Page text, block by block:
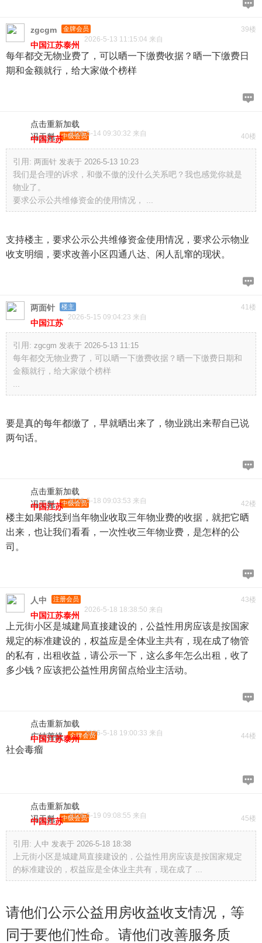
39楼
zgcgm 金牌会员
2026-5-13 11:15:04 来自
中国江苏泰州
每年都交无物业费了，可以晒一下缴费收据？晒一下缴费日
期和金额就行，给大家做个榜样
点击重新加载
40楼
冯天魁 中级会员
2026-5-14 09:30:32 来自
中国江苏
引用: 两面针 发表于 2026-5-13 10:23
我们是合理的诉求，和傲不傲的没什么关系吧？我也感觉你就是
物业了。
要求公示公共维修资金的使用情况， ...
支持楼主，要求公示公共维修资金使用情况，要求公示物业
收支明细，要求改善小区四通八达、闲人乱窜的现状。
41楼
两面针 楼主
2026-5-15 09:04:23 来自
中国江苏
引用: zgcgm 发表于 2026-5-13 11:15
每年都交无物业费了，可以晒一下缴费收据？晒一下缴费日期和
金额就行，给大家做个榜样
要是真的每年都缴了，早就晒出来了，物业跳出来帮自已说
两句话。
点击重新加载
42楼
冯天魁 中级会员
2026-5-18 09:03:53 来自
中国江苏
楼主如果能找到当年物业收取三年物业费的收据，就把它晒
出来，也让我们看看，一次性收三年物业费，是怎样的公
司。
43楼
人中 注册会员
2026-5-18 18:38:50 来自
中国江苏泰州
上元街小区是城建局直接建设的，公益性用房应该是按国家
规定的标准建设的，权益应是全体业主共有，现在成了物管
的私有，出租收益，请公示一下，这么多年怎么出租，收了
多少钱？应该把公益性用房留点给业主活动。
点击重新加载
44楼
广结善缘 金牌会员2026-5-18 19:00:33 来自
中国江苏泰州
社会毒瘤
点击重新加载
45楼
冯天魁 中级会员
2026-5-19 09:08:55 来自
中国江苏
引用: 人中 发表于 2026-5-18 18:38
上元街小区是城建局直接建设的，公益性用房应该是按国家规定
的标准建设的，权益应是全体业主共有，现在成了 ...
请他们公示公益用房收益收支情况，等
同于要他们性命。请他们改善服务质